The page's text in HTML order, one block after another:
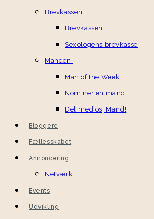
Brevkassen
Brevkassen
Sexologens brevkasse
Manden!
Man of the Week
Nominer en mand!
Del med os, Mand!
Bloggere
Fællesskabet
Annoncering
Netværk
Events
Udvikling